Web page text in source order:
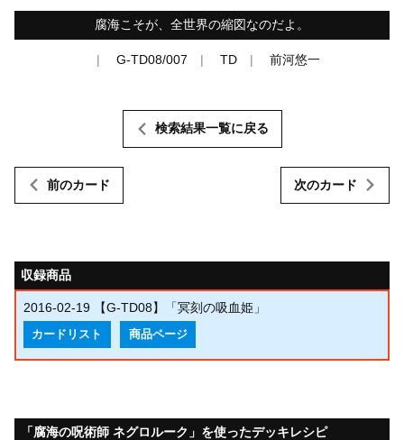
腐海こそが、全世界の縮図なのだよ。
G-TD08/007 TD 前河悠一
前のカード
検索結果一覧に戻る
次のカード
収録商品
2016-02-19 【G-TD08】「冥刻の吸血姫」
カードリスト 商品ページ
「腐海の呪術師 ネグロルーク」を使ったデッキレシピ